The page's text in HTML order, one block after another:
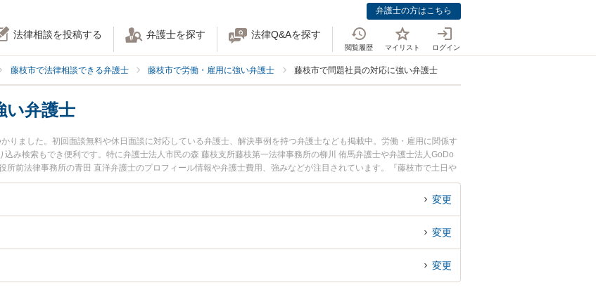
弁護士の方はこちら
法律相談を投稿する 弁護士を探す 法律Q&Aを探す
閲覧履歴 マイリスト ログイン
藤枝市で法律相談できる弁護士 藤枝市で労働・雇用に強い弁護士 藤枝市で問題社員の対応に強い弁護士
い弁護士
りました。初回面談無料や休日面談に対応している弁護士、解決事例を持つ弁護士なども掲載中。労働・雇用に関係す
み検索もでき便利です。特に弁護士法人市民の森 藤枝支所藤枝第一法律事務所の柳川 侑馬弁護士や弁護士法人GoDo
所前法律事務所の青田 直洋弁護士のプロフィール情報や弁護士費用、強みなどが注目されています。『藤枝市で土日や
に相談したい』『問題社員の対応のトラブル解決の実績豊富な近くの弁護士を検索したい』『初回相談無料で問題社員
』などでお困りの相談者さんにおすすめです。
変更
変更
変更